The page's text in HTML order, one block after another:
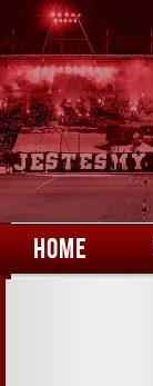
HOME